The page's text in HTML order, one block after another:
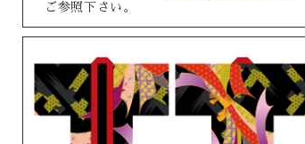
ご参照下さい。